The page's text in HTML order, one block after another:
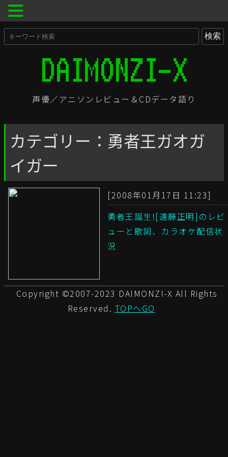
声優／アニソンレビュー＆CDデータ語り
カテゴリー：勇者王ガオガ
イガー
[2008年01月17日 11:23]
勇者王誕生![遠藤正明]のレビ
ューと歌詞、カラオケ配信状
況
Copyright ©2007-2023 DAIMONZI-X All Rights
Reserved. TOPへGO